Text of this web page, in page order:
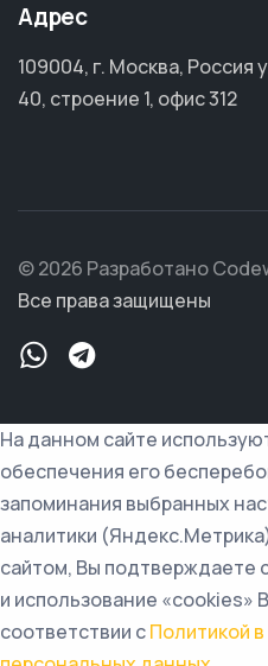
Адрес
109004, г. Москва, Россия
40, строение 1, офис 312
© 2026 Разработано
Все права защищены
На данном сайте
обеспечения его
запоминания выбранных
аналитики
сайтом, Вы подтверждаете
и использование «cookies»
соответствии сПолитикой